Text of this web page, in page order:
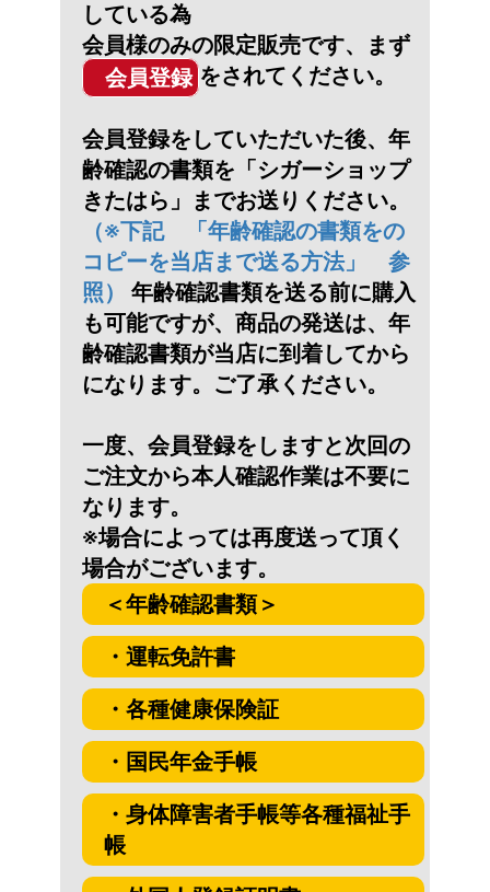
している為
会員様のみの限定販売です、まず
会員登録 をされてください。
会員登録をしていただいた後、年
齢確認の書類を「シガーショップ
きたはら」までお送りください。
（※下記 「年齢確認の書類をの
コピーを当店まで送る方法」 参
照）
年齢確認書類を送る前に購入
も可能ですが、商品の発送は、年
齢確認書類が当店に到着してから
になります。ご了承ください。
一度、会員登録をしますと次回の
ご注文から本人確認作業は不要に
なります。
※場合によっては再度送って頂く
場合がございます。
＜年齢確認書類＞
・運転免許書
・各種健康保険証
・国民年金手帳
・身体障害者手帳等各種福祉手
帳